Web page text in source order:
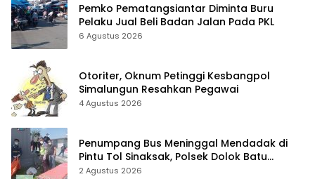
Pemko Pematangsiantar Diminta Buru
Pelaku Jual Beli Badan Jalan Pada PKL
6 Agustus 2026
Otoriter, Oknum Petinggi Kesbangpol
Simalungun Resahkan Pegawai
4 Agustus 2026
Penumpang Bus Meninggal Mendadak di
Pintu Tol Sinaksak, Polsek Dolok Batu
Nanggar Gerak Cepat Olah TKP
2 Agustus 2026